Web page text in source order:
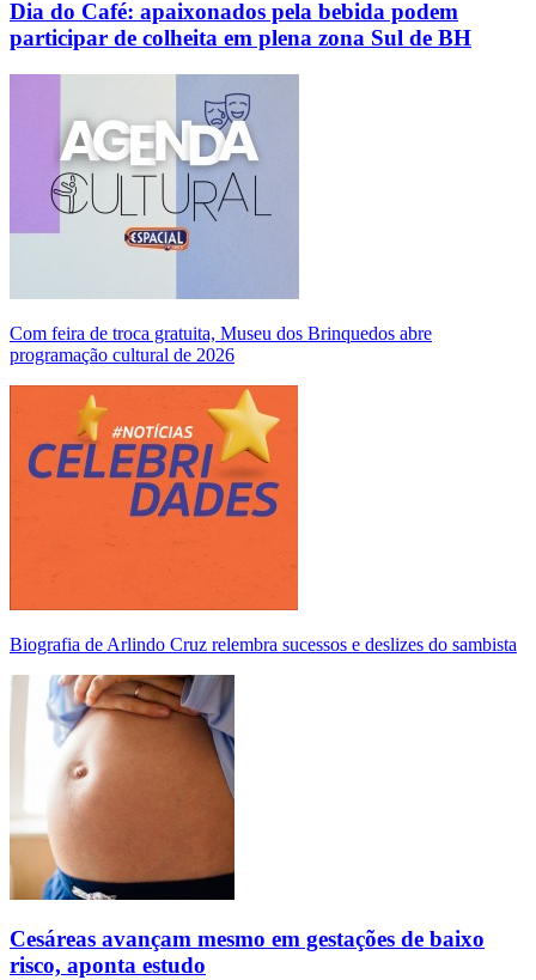
Dia do Café: apaixonados pela bebida podem
participar de colheita em plena zona Sul de BH
Com feira de troca gratuita, Museu dos Brinquedos abre
programação cultural de 2026
Biografia de Arlindo Cruz relembra sucessos e deslizes do sambista
Cesáreas avançam mesmo em gestações de baixo
risco, aponta estudo